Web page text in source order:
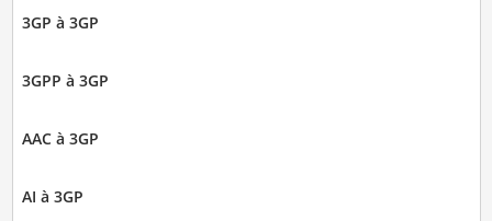
3GP à 3GP
3GPP à 3GP
AAC à 3GP
AI à 3GP